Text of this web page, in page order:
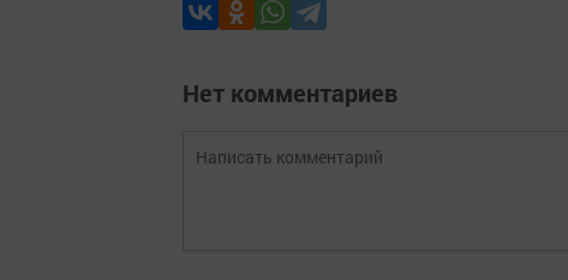
Нет комментариев